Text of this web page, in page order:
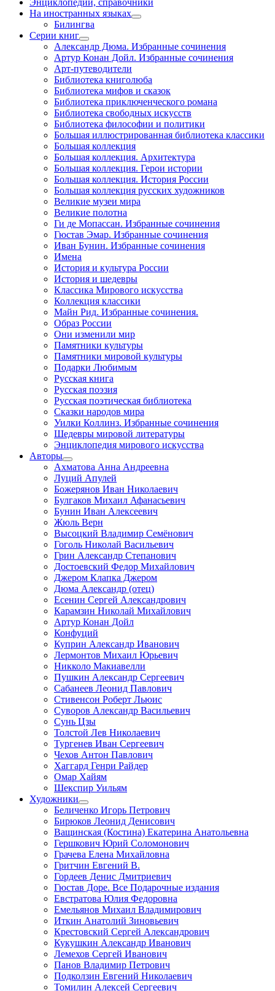
На иностранных языках
Билингва
Серии книг
Александр Дюма. Избранные сочинения
Артур Конан Дойл. Избранные сочинения
Арт-путеводители
Библиотека книголюба
Библиотека мифов и сказок
Библиотека приключенческого романа
Библиотека свободных искусств
Библиотека философии и политики
Большая иллюстрированная библиотека классики
Большая коллекция
Большая коллекция. Архитектура
Большая коллекция. Герои истории
Большая коллекция. История России
Большая коллекция русских художников
Великие музеи мира
Великие полотна
Ги де Мопассан. Избранные сочинения
Гюстав Эмар. Избранные сочинения
Иван Бунин. Избранные сочинения
Имена
История и культура России
История и шедевры
Классика Мирового искусства
Коллекция классики
Майн Рид. Избранные сочинения.
Образ России
Они изменили мир
Памятники культуры
Памятники мировой культуры
Подарки Любимым
Русская книга
Русская поэзия
Русская поэтическая библиотека
Сказки народов мира
Уилки Коллинз. Избранные сочинения
Шедевры мировой литературы
Энциклопедия мирового искусства
Авторы
Ахматова Анна Андреевна
Луций Апулей
Божерянов Иван Николаевич
Булгаков Михаил Афанасьевич
Бунин Иван Алексеевич
Жюль Верн
Высоцкий Владимир Семёнович
Гоголь Николай Васильевич
Грин Александр Степанович
Достоевский Федор Михайлович
Джером Клапка Джером
Дюма Александр (отец)
Есенин Сергей Александрович
Карамзин Николай Михайлович
Артур Конан Дойл
Конфуций
Куприн Александр Иванович
Лермонтов Михаил Юрьевич
Никколо Макиавелли
Пушкин Александр Сергеевич
Сабанеев Леонид Павлович
Стивенсон Роберт Льюис
Суворов Александр Васильевич
Сунь Цзы
Толстой Лев Николаевич
Тургенев Иван Сергеевич
Чехов Антон Павлович
Хаггард Генри Райдер
Омар Хайям
Шекспир Уильям
Художники
Беличенко Игорь Петрович
Бирюков Леонид Денисович
Ващинская (Костина) Екатерина Анатольевна
Гершкович Юрий Соломонович
Грачева Елена Михайловна
Гритчин Евгений В.
Гордеев Денис Дмитриевич
Гюстав Доре. Все Подарочные издания
Евстратова Юлия Федоровна
Емельянов Михаил Владимирович
Иткин Анатолий Зиновьевич
Крестовский Сергей Александрович
Кукушкин Александр Иванович
Лемехов Сергей Иванович
Панов Владимир Петрович
Подколзин Евгений Николаевич
Томилин Алексей Сергеевич